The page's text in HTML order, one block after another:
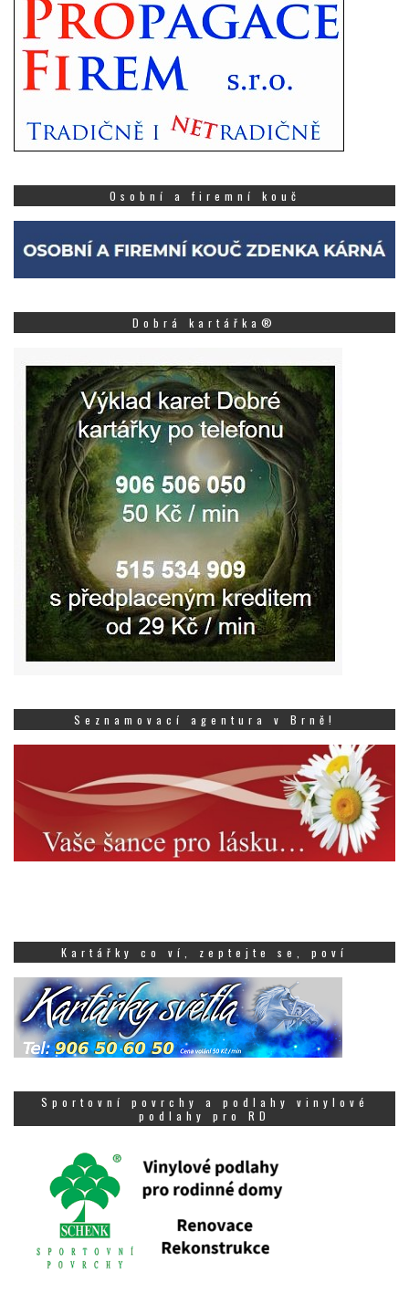
Osobní a firemní kouč
Dobrá kartářka®
Seznamovací agentura v Brně!
Kartářky co ví, zeptejte se, poví
Sportovní povrchy a podlahy vinylové
podlahy pro RD